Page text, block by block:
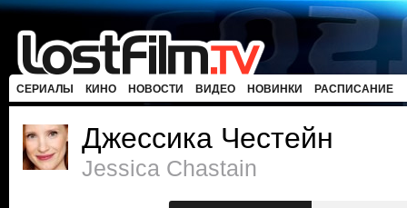
СЕРИАЛЫ КИНО НОВОСТИ ВИДЕО НОВИНКИ РАСПИСАНИЕ
Джессика Честейн
Jessica Chastain